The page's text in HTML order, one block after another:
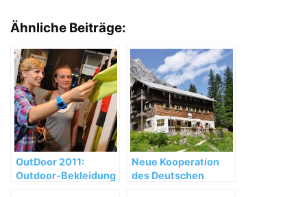
Ähnliche Beiträge:
OutDoor 2011:
Outdoor-Bekleidung
Neue Kooperation
des Deutschen